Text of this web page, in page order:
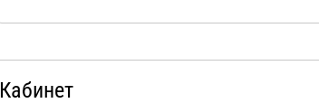
Кабинет